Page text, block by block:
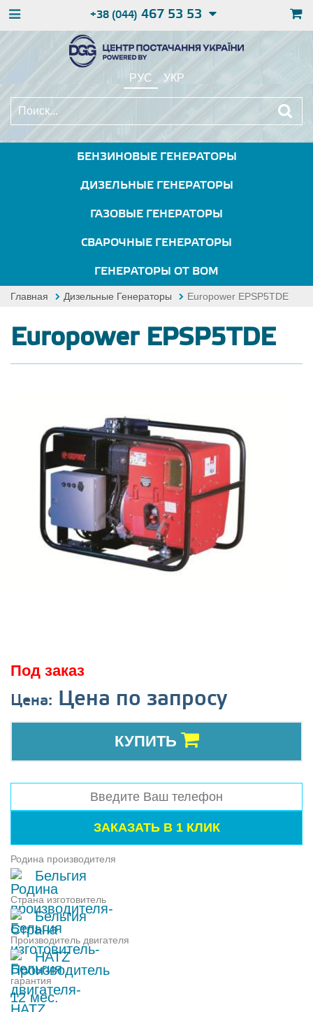
+38 (044) 467 53 53
РУС УКР
БЕНЗИНОВЫЕ ГЕНЕРАТОРЫ
ДИЗЕЛЬНЫЕ ГЕНЕРАТОРЫ
ГАЗОВЫЕ ГЕНЕРАТОРЫ
СВАРОЧНЫЕ ГЕНЕРАТОРЫ
ГЕНЕРАТОРЫ ОТ ВОМ
Главная Дизельные Генераторы Europower EPSP5TDE
Europower EPSP5TDE
Под заказ
Цена: Цена по запросу
КУПИТЬ
Родина производителя
Бельгия
Страна изготовитель
Бельгия
Производитель двигателя
HATZ
гарантия
12 мес.